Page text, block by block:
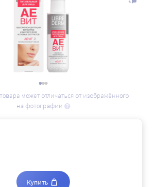
может отличаться от изображённого
на фотографии
Купить